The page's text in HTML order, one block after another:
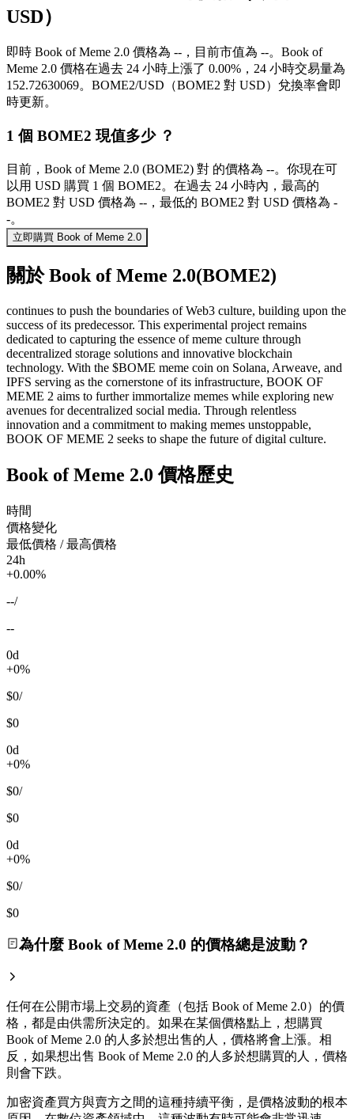
USD）
即時 Book of Meme 2.0 價格為 --，目前市值為 --。Book of
Meme 2.0 價格在過去 24 小時上漲了 0.00%，24 小時交易量為
152.72630069。BOME2/USD（BOME2 對 USD）兌換率會即
時更新。
1 個 BOME2 現值多少 ？
目前，Book of Meme 2.0 (BOME2) 對 的價格為 --。你現在可
以用 USD 購買 1 個 BOME2。在過去 24 小時內，最高的
BOME2 對 USD 價格為 --，最低的 BOME2 對 USD 價格為 -
-。
立即購買 Book of Meme 2.0
關於 Book of Meme 2.0(BOME2)
continues to push the boundaries of Web3 culture, building upon the
success of its predecessor. This experimental project remains
dedicated to capturing the essence of meme culture through
decentralized storage solutions and innovative blockchain
technology. With the $BOME meme coin on Solana, Arweave, and
IPFS serving as the cornerstone of its infrastructure, BOOK OF
MEME 2 aims to further immortalize memes while exploring new
avenues for decentralized social media. Through relentless
innovation and a commitment to making memes unstoppable,
BOOK OF MEME 2 seeks to shape the future of digital culture.
Book of Meme 2.0 價格歷史
時間
價格變化
最低價格 / 最高價格
24h
+0.00%
--/
--
0d
+0%
$0/
$0
0d
+0%
$0/
$0
0d
+0%
$0/
$0
為什麼 Book of Meme 2.0 的價格總是波動？
任何在公開市場上交易的資產（包括 Book of Meme 2.0）的價
格，都是由供需所決定的。如果在某個價格點上，想購買
Book of Meme 2.0 的人多於想出售的人，價格將會上漲。相
反，如果想出售 Book of Meme 2.0 的人多於想購買的人，價格
則會下跌。
加密資產買方與賣方之間的這種持續平衡，是價格波動的根本